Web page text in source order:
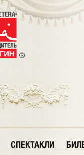
СПЕКТАКЛИ